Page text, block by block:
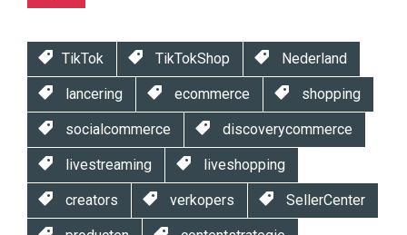
TikTok TikTokShop Nederland
lancering ecommerce shopping
socialcommerce discoverycommerce
livestreaming liveshopping
creators verkopers SellerCenter